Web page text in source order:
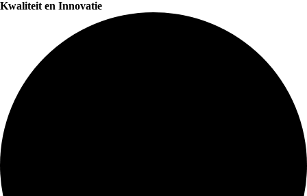
Kwaliteit en Innovatie